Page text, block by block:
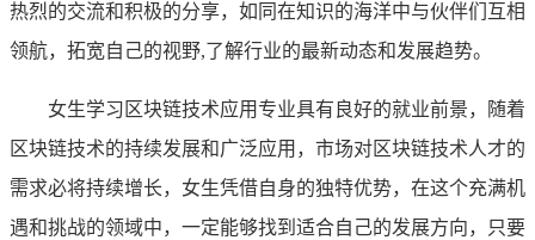
热烈的交流和积极的分享，如同在知识的海洋中与伙伴们互相
领航，拓宽自己的视野,了解行业的最新动态和发展趋势。
女生学习区块链技术应用专业具有良好的就业前景，随着
区块链技术的持续发展和广泛应用，市场对区块链技术人才的
需求必将持续增长，女生凭借自身的独特优势，在这个充满机
遇和挑战的领域中，一定能够找到适合自己的发展方向，只要